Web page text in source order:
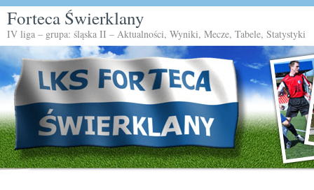
Forteca Świerklany
IV liga – grupa: śląska II – Aktualności, Wyniki, Mecze, Tabele, Statystyki